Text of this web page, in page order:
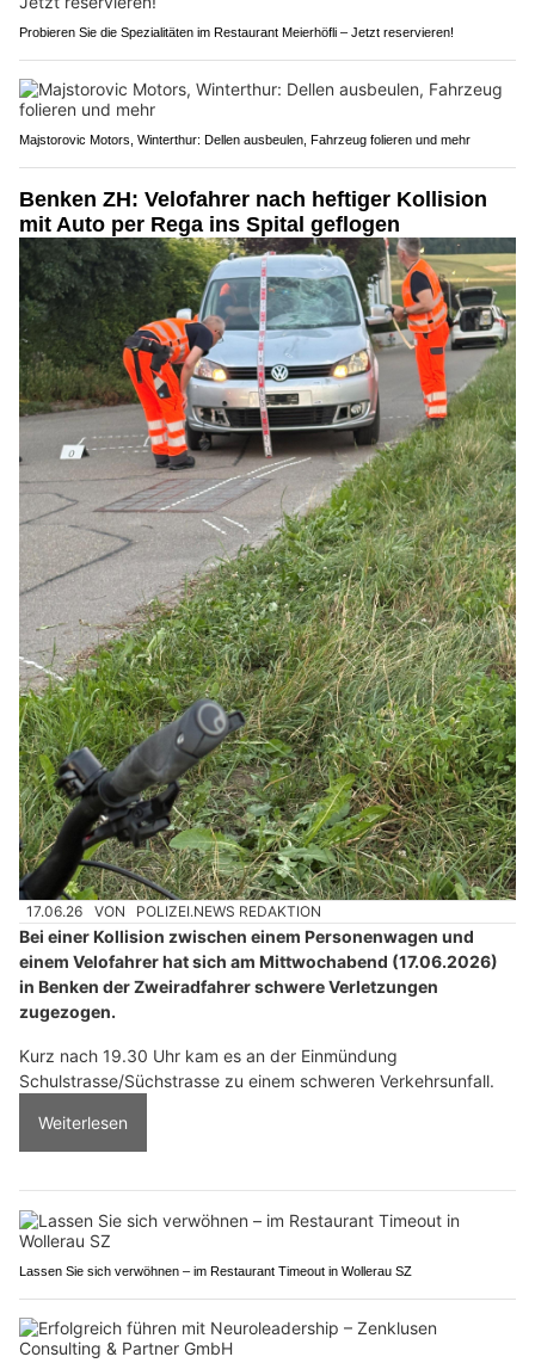
Probieren Sie die Spezialitäten im Restaurant Meierhöfli – Jetzt reservieren!
Majstorovic Motors, Winterthur: Dellen ausbeulen, Fahrzeug folieren und mehr
Benken ZH: Velofahrer nach heftiger Kollision
mit Auto per Rega ins Spital geflogen
17.06.26 VON POLIZEI.NEWS REDAKTION
Bei einer Kollision zwischen einem Personenwagen und
einem Velofahrer hat sich am Mittwochabend (17.06.2026)
in Benken der Zweiradfahrer schwere Verletzungen
zugezogen.
Kurz nach 19.30 Uhr kam es an der Einmündung
Schulstrasse/Süchstrasse zu einem schweren Verkehrsunfall.
Weiterlesen
Lassen Sie sich verwöhnen – im Restaurant Timeout in Wollerau SZ